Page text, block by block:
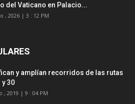
del Vaticano en Palacio...
, 2026 | 3 : 12 PM
y amplían recorridos de las rutas
y 30
, 2019 | 9 : 04 PM